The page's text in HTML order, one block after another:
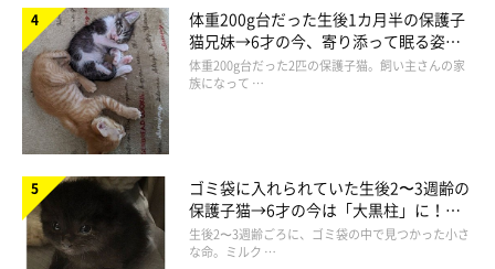
いるのは、日本初の取り組みです。猫助けの活動には資金が必要
で、連携して行なっている愛護団体さんも資金繰りが大変苦しい
のが現状です。
そんななか、社会貢献として会社全体で取り組めることはないか
と、収益の一部を保護活動に充てると決めてCattonを立ち上げ
ました」
体重200g台だった生後1カ月半の保護子
猫兄妹→6才の今、寄り添って眠る姿に
ほっこり！
体重200g台だった2匹の保護子猫。飼い主さんの家
族になって …
ゴミ袋に入れられていた生後2〜3週齢の
保護子猫→6才の今は「大黒柱」に！
美しい黒猫に成長した姿にグッとくる
生後2〜3週齢ごろに、ゴミ袋の中で見つかった小さ
な命。ミルク …